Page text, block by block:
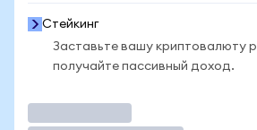
Стейкинг
Заставьте вашу криптовалюту
получайте пассивный доход.